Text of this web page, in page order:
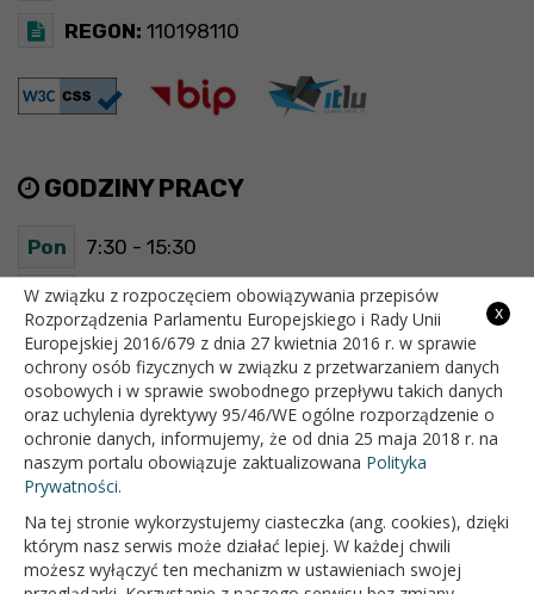
REGON: 110198110
GODZINY PRACY
Pon 7:30 - 15:30
Wt 7:30 - 15:30
Śr 7:30 - 15:30
Czw 7:30 - 15:30
Pt 7:30 - 15:30
OFICJALNY SERWIS INTERNETOWY GMINY BIAŁOPOLE
x
W związku z rozpoczęciem obowiązywania przepisów
Rozporządzenia Parlamentu Europejskiego i Rady Unii
Europejskiej 2016/679 z dnia 27 kwietnia 2016 r. w sprawie
ochrony osób fizycznych w związku z przetwarzaniem danych
osobowych i w sprawie swobodnego przepływu takich danych
oraz uchylenia dyrektywy 95/46/WE ogólne rozporządzenie o
ochronie danych, informujemy, że od dnia 25 maja 2018 r. na
naszym portalu obowiązuje zaktualizowana Polityka
Prywatności.
Na tej stronie wykorzystujemy ciasteczka (ang. cookies), dzięki
którym nasz serwis może działać lepiej. W każdej chwili
możesz wyłączyć ten mechanizm w ustawieniach swojej